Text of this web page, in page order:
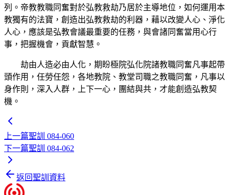
列。帝教教職同奮對於弘教救劫乃居於主導地位，如何運用本
教獨有的法寶，創造出弘教救劫的利器，藉以改變人心、淨化
人心，應該是弘教會議最重要的任務，與會諸同奮當用心行
事，把握機會，貢獻智慧。
劫由人造必由人化，期盼極院弘化院諸教職同奮凡事起帶
頭作用，任勞任怨，各地教院、教堂司職之教職同奮，凡事以
身作則，深入人群，上下一心，團結與共，才能創造弘教契
機。
上一篇聖訓 084-060
下一篇聖訓 084-062
返回聖訓資料